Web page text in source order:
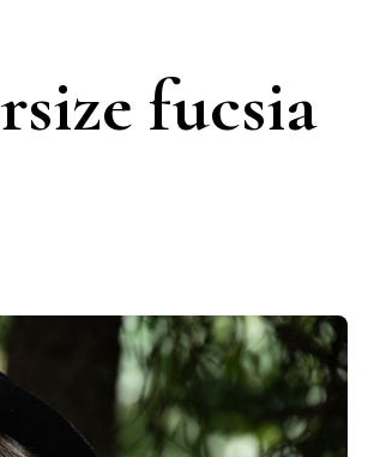
fucsia